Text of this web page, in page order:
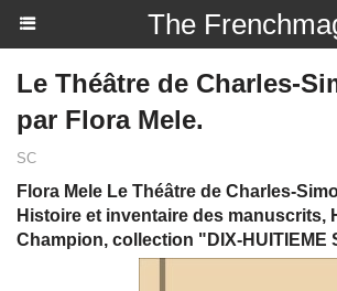
The
Le Théâtre de Charles-
par Flora Mele.
SC
Flora Mele Le Théâtre de Charles-
Histoire et inventaire des manuscrits,
Champion, collection "DIX-HUITIEME